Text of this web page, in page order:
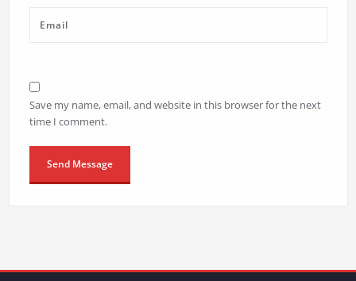
Save my name, email, and website in this browser for the next
time I comment.